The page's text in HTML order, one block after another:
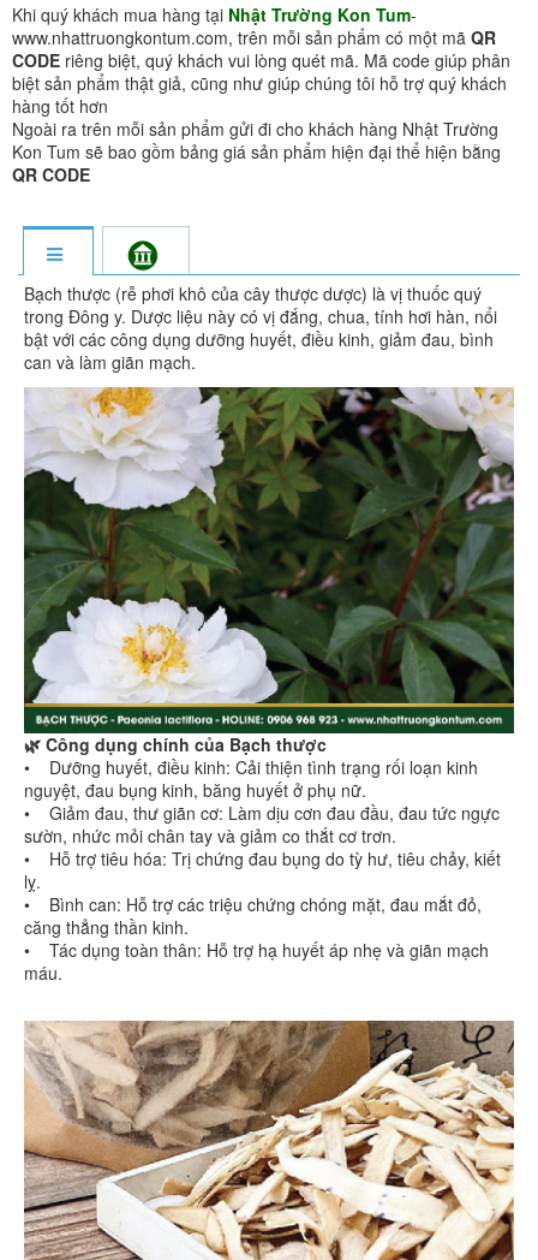
Khi quý khách mua hàng tại Nhật Trường Kon Tum-
www.nhattruongkontum.com, trên mỗi sản phẩm có một mã QR
CODE riêng biệt, quý khách vui lòng quét mã. Mã code giúp phân
biệt sản phẩm thật giả, cũng như giúp chúng tôi hỗ trợ quý khách
hàng tốt hơn
Ngoài ra trên mỗi sản phẩm gửi đi cho khách hàng Nhật Trường
Kon Tum sẽ bao gồm bảng giá sản phẩm hiện đại thể hiện bằng
QR CODE
Bạch thược (rễ phơi khô của cây thược dược) là vị thuốc quý
trong Đông y. Dược liệu này có vị đắng, chua, tính hơi hàn, nổi
bật với các công dụng dưỡng huyết, điều kinh, giảm đau, bình
can và làm giãn mạch.
🌿 Công dụng chính của Bạch thược
• Dưỡng huyết, điều kinh: Cải thiện tình trạng rối loạn kinh
nguyệt, đau bụng kinh, băng huyết ở phụ nữ.
• Giảm đau, thư giãn cơ: Làm dịu cơn đau đầu, đau tức ngực
sườn, nhức mỏi chân tay và giảm co thắt cơ trơn.
• Hỗ trợ tiêu hóa: Trị chứng đau bụng do tỳ hư, tiêu chảy, kiết
lỵ.
• Bình can: Hỗ trợ các triệu chứng chóng mặt, đau mắt đỏ,
căng thẳng thần kinh.
• Tác dụng toàn thân: Hỗ trợ hạ huyết áp nhẹ và giãn mạch
máu.